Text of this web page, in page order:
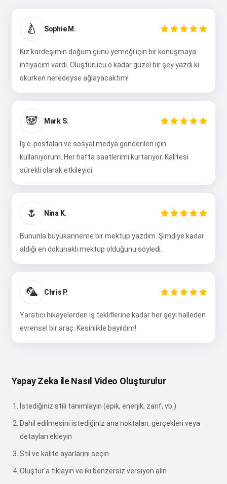
🍐 Sophie M.
Kız kardeşimin doğum günü yemeği için bir konuşmaya
ihtiyacım vardı. Oluşturucu o kadar güzel bir şey yazdı ki
okurken neredeyse ağlayacaktım!
🐼 Mark S.
İş e-postaları ve sosyal medya gönderileri için
kullanıyorum. Her hafta saatlerimi kurtarıyor. Kalitesi
sürekli olarak etkileyici.
🌷 Nina K.
Bununla büyükanneme bir mektup yazdım. Şimdiye kadar
aldığı en dokunaklı mektup olduğunu söyledi.
🦜 Chris P.
Yaratıcı hikayelerden iş tekliflerine kadar her şeyi halleden
evrensel bir araç. Kesinlikle bayıldım!
Yapay Zeka ile Nasıl Video Oluşturulur
İstediğiniz stili tanımlayın (epik, enerjik, zarif, vb.)
Dahil edilmesini istediğiniz ana noktaları, gerçekleri veya
detayları ekleyin
Stil ve kalite ayarlarını seçin
Oluştur'a tıklayın ve iki benzersiz versiyon alın
Merhaba 👋
Şarkılar oluşturabilir, şiirler ve
tebrikler yazabilirim 🥰